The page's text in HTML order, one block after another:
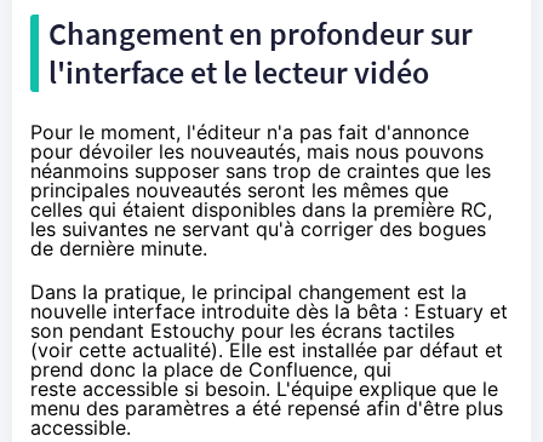
Changement en profondeur sur
l'interface et le lecteur vidéo
Pour le moment, l'éditeur n'a pas fait d'annonce
pour dévoiler les nouveautés, mais nous pouvons
néanmoins supposer sans trop de craintes que les
principales nouveautés seront les mêmes que
celles qui étaient disponibles dans la première RC,
les suivantes ne servant qu'à corriger des bogues
de dernière minute.
Dans la pratique, le principal changement est la
nouvelle interface introduite dès la bêta : Estuary et
son pendant Estouchy pour les écrans tactiles
(voir cette actualité). Elle est installée par défaut et
prend donc la place de Confluence, qui
reste accessible si besoin. L'équipe explique que le
menu des paramètres a été repensé afin d'être plus
accessible.